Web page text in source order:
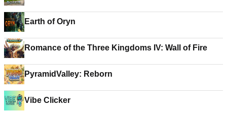
Earth of Oryn
Romance of the Three Kingdoms IV: Wall of Fire
PyramidValley: Reborn
Vibe Clicker